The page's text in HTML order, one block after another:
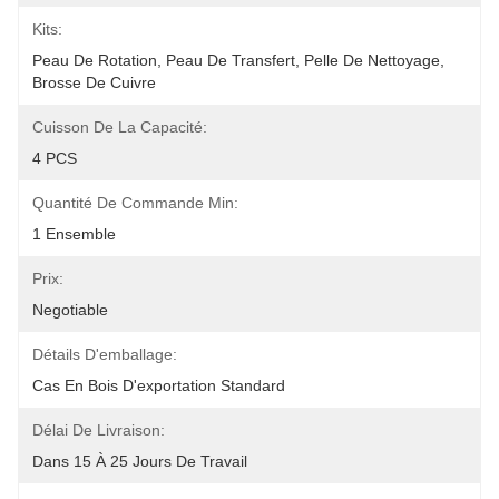
Kits:
Peau De Rotation, Peau De Transfert, Pelle De Nettoyage,
Brosse De Cuivre
Cuisson De La Capacité:
4 PCS
Quantité De Commande Min:
1 Ensemble
Prix:
Negotiable
Détails D'emballage:
Cas En Bois D'exportation Standard
Délai De Livraison:
Dans 15 À 25 Jours De Travail